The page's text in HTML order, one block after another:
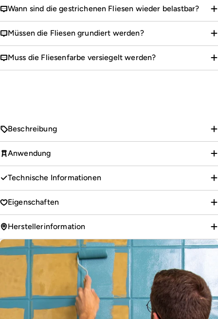
Wann sind die gestrichenen Fliesen wieder belastbar?
Müssen die Fliesen grundiert werden?
Muss die Fliesenfarbe versiegelt werden?
Beschreibung
Anwendung
Technische Informationen
Eigenschaften
Herstellerinformation